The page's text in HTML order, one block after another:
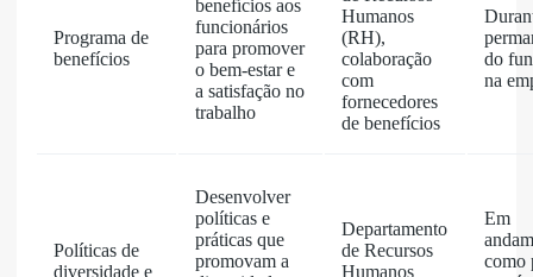
Programa de
benefícios
benefícios aos
funcionários
para promover
o bem-estar e
a satisfação no
trabalho
Humanos
(RH),
colaboração
com
fornecedores
de benefícios
do
na
Políticas de
diversidade e
Desenvolver
políticas e
práticas que
promovam a
Departamento
de Recursos
Humanos
Em
como